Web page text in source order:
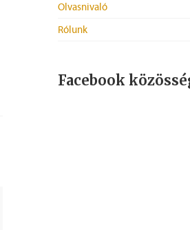
Olvasnivaló
Rólunk
Facebook